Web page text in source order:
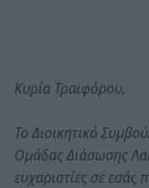
Κυρία Τραϊφόρου,
Το Διοικητικό
Ομάδας Διάσωσης
ευχαριστίες σε